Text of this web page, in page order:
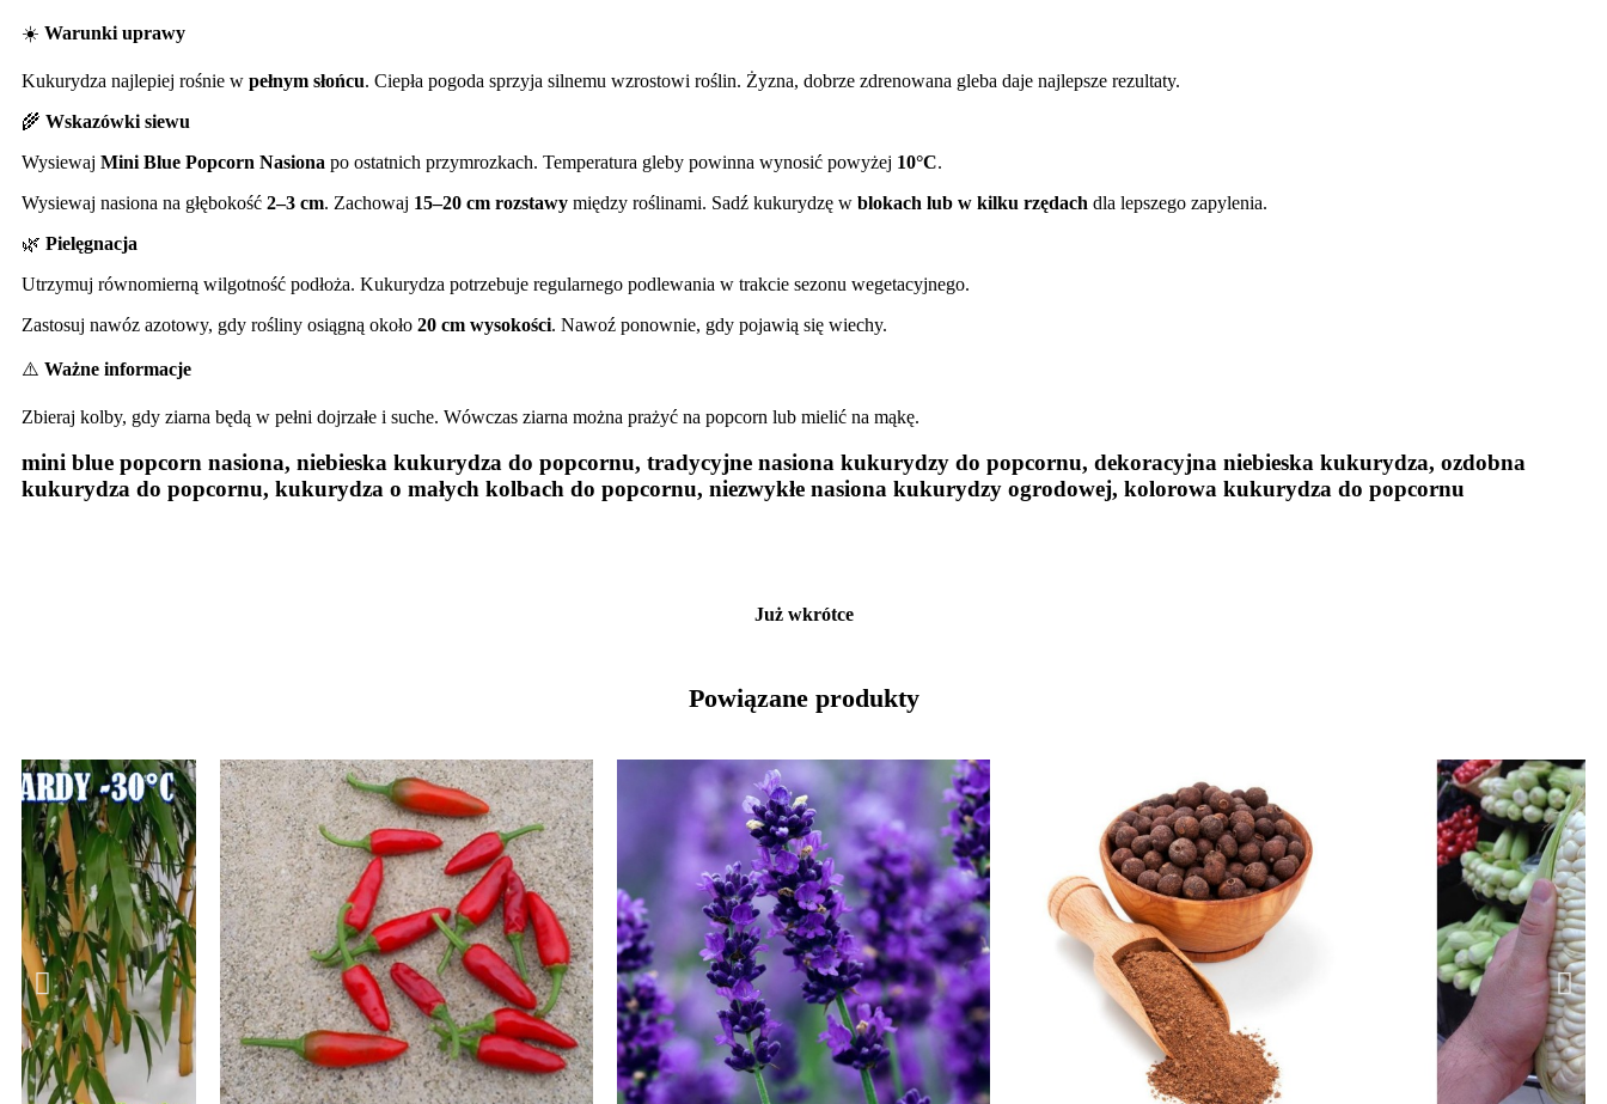
☀️ Warunki uprawy
Kukurydza najlepiej rośnie w pełnym słońcu. Ciepła pogoda sprzyja silnemu wzrostowi roślin. Żyzna, dobrze zdrenowana gleba daje najlepsze rezultaty.
🌾 Wskazówki siewu
Wysiewaj Mini Blue Popcorn Nasiona po ostatnich przymrozkach. Temperatura gleby powinna wynosić powyżej 10°C.
Wysiewaj nasiona na głębokość 2–3 cm. Zachowaj 15–20 cm rozstawy między roślinami. Sadź kukurydzę w blokach lub w kilku rzędach dla lepszego zapylenia.
🌿 Pielęgnacja
Utrzymuj równomierną wilgotność podłoża. Kukurydza potrzebuje regularnego podlewania w trakcie sezonu wegetacyjnego.
Zastosuj nawóz azotowy, gdy rośliny osiągną około 20 cm wysokości. Nawoź ponownie, gdy pojawią się wiechy.
⚠️ Ważne informacje
Zbieraj kolby, gdy ziarna będą w pełni dojrzałe i suche. Wówczas ziarna można prażyć na popcorn lub mielić na mąkę.
mini blue popcorn nasiona, niebieska kukurydza do popcornu, tradycyjne nasiona kukurydzy do popcornu, dekoracyjna niebieska kukurydza, ozdobna
kukurydza do popcornu, kukurydza o małych kolbach do popcornu, niezwykłe nasiona kukurydzy ogrodowej, kolorowa kukurydza do popcornu
Już wkrótce
Powiązane produkty